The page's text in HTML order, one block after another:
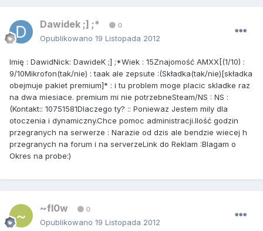
Dawidek ;] ;* 0
Opublikowano 19 Listopada 2012
Imię : DawidNick: DawideK ;] ;*Wiek : 15Znajomość AMXX[(1/10) :
9/10Mikrofon(tak/nie) : taak ale zepsute :(Składka(tak/nie)[składka
obejmuje pakiet premium]* : i tu problem moge placic skladke raz
na dwa miesiace. premium mi nie potrzebneSteam/NS : NS :
(Kontakt:: 10751581Dlaczego ty? :: Poniewaz Jestem mily dla
otoczenia i dynamiczny.Chce pomoc administracji.Ilość godzin
przegranych na serwerze : Narazie od dzis ale bendzie wiecej h
przegranych na forum i na serverzeLink do Reklam :Blagam o
Okres na probe:)
~fl0w 0
Opublikowano 19 Listopada 2012